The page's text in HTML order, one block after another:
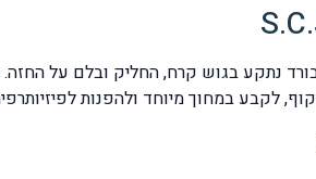
לקבע במחוך מיוחד ולהפנות